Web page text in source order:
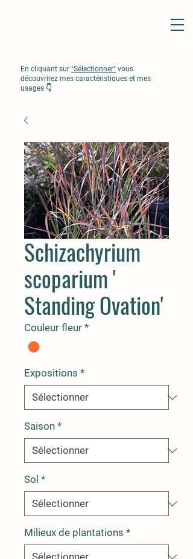
En cliquant sur "Sélectionner" vous
découvrirez mes caractéristiques et mes
usages 👇
Schizachyrium
scoparium '
Standing Ovation'
Couleur fleur *
Expositions *
Saison *
Sol *
Milieux de plantations *